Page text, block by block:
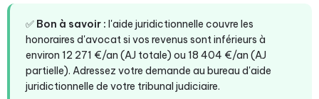
✅ Bon à savoir : l'aide juridictionnelle couvre les
honoraires d'avocat si vos revenus sont inférieurs à
environ 12 271 €/an (AJ totale) ou 18 404 €/an (AJ
partielle). Adressez votre demande au bureau d'aide
juridictionnelle de votre tribunal judiciaire.